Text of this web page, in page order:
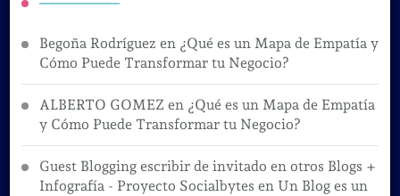
Begoña Rodríguez en ¿Qué es un Mapa de Empatía y
Cómo Puede Transformar tu Negocio?
ALBERTO GOMEZ en ¿Qué es un Mapa de Empatía
y Cómo Puede Transformar tu Negocio?
Guest Blogging escribir de invitado en otros Blogs +
Infografía - Proyecto Socialbytes en Un Blog es un